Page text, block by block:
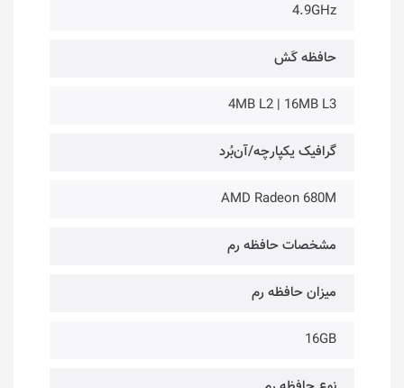
4.9GHz
حافظه کَش
4MB L2 | 16MB L3
گرافیک یکپارچه/آن‌بُرد
AMD Radeon 680M
مشخصات حافظه رم
میزان حافظه رم
16GB